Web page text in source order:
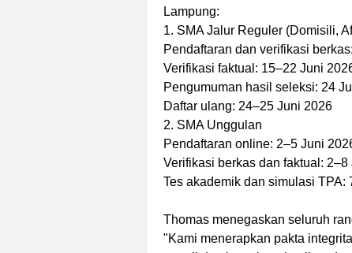
Lampung:
1. SMA Jalur Reguler (Domisili,
Pendaftaran dan verifikasi
Verifikasi faktual: 15–22 Juni
Pengumuman hasil seleksi: 24
Daftar ulang: 24–25 Juni 2026
2. SMA Unggulan
Pendaftaran online: 2–5 Juni
Verifikasi berkas dan faktual: 2–8
Tes akademik dan simulasi TPA:
Thomas menegaskan seluruh
"Kami menerapkan pakta